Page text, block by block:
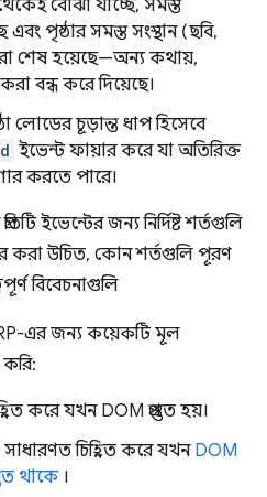
বোঝা যাচ্ছে, সমস্ত
এবং পৃষ্ঠার সমস্ত সংস্থান (ছবি,
শেষ হয়েছে—অন্য কথায়,
বন্ধ করে দিয়েছে।
লোডের চূড়ান্ত ধাপ হিসেবে
ইভেন্ট ফায়ার করে যা অতিরিক্ত
করতে পারে।
ইভেন্টের জন্য নির্দিষ্ট শর্তগুলি
করা উচিত, কোন শর্তগুলি পূরণ
বিবেচনাগুলি
এর জন্য কয়েকটি মূল
করে যখন DOM প্রস্তুত হয়।
সাধারণত চিহ্নিত করে যখন DOM
থাকে।